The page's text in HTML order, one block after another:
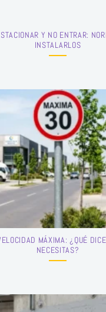
Y NO ENTRAR:
INSTALARLOS
MÁXIMA: ¿QUÉ
NECESITAS?